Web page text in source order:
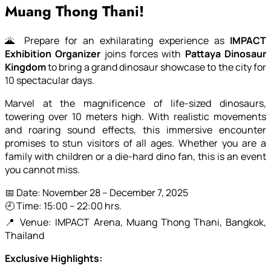
Muang Thong Thani!
🌋 Prepare for an exhilarating experience as IMPACT
Exhibition Organizer joins forces with Pattaya Dinosaur
Kingdomto bring a grand dinosaur showcase to the city for
10 spectacular days.
Marvel at the magnificence of life-sized dinosaurs,
towering over 10 meters high. With realistic movements
and roaring sound effects, this immersive encounter
promises to stun visitors of all ages. Whether you are a
family with children or a die-hard dino fan, this is an event
you cannot miss.
📅 Date: November 28 – December 7, 2025
🕘 Time: 15:00 – 22:00 hrs.
📍 Venue: IMPACT Arena, Muang Thong Thani, Bangkok,
Thailand
Exclusive Highlights: